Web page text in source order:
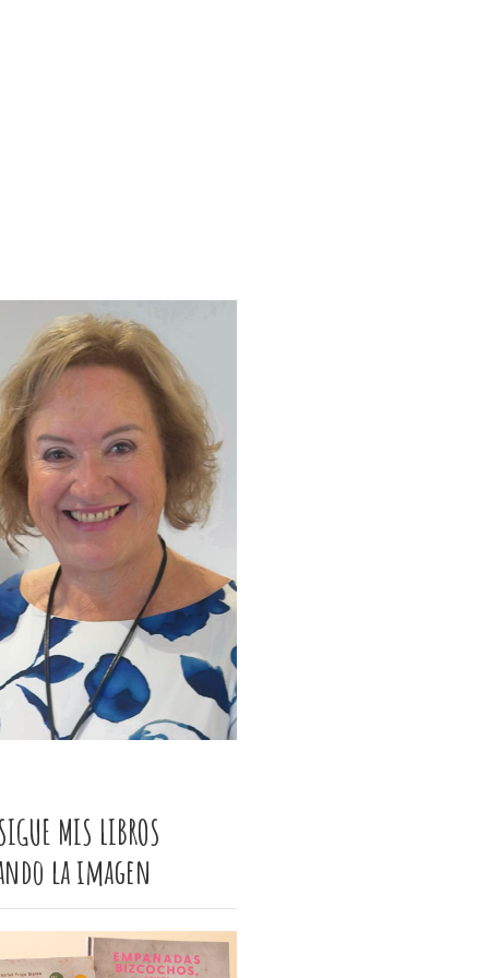
MIS LIBROS
la imagen